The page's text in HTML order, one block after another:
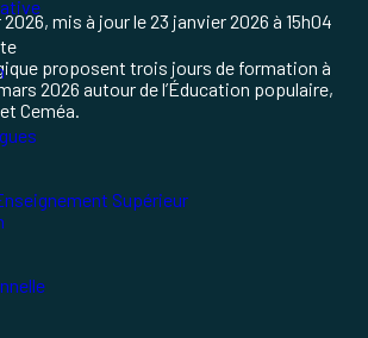
Supérieur
2026, mis à jour le23 janvier 2026 à 15h04
proposent trois jours de formation à
2026 autour de l’Éducation populaire,
Ceméa.